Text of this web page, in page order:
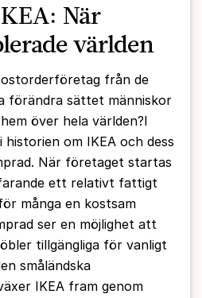
När
världen
från de
förändra sättet människor
över hela världen?I
om IKEA och dess
När företaget startas
ett relativt fattigt
många en kostsam
ser en möjlighet att
tillgängliga för vanligt
småländska
IKEA fram genom